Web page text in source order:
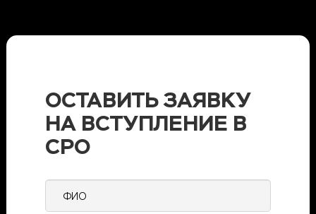
ОСТАВИТЬ ЗАЯВКУ
НА ВСТУПЛЕНИЕ В
СРО